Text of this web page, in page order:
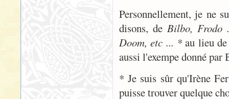
Personnellement, je ne
disons, de Bilbo, Frodo
Doom, etc ... * au lieu
aussi l'exempe donné par
* Je suis sûr qu'Irène
puisse trouver quelque